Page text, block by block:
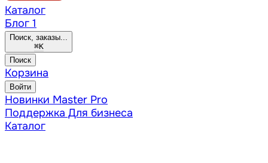
Каталог
Блог 1
Поиск, заказы...
⌘K
Поиск
Корзина
Войти
Новинки Master Pro
Поддержка Для бизнеса
Каталог